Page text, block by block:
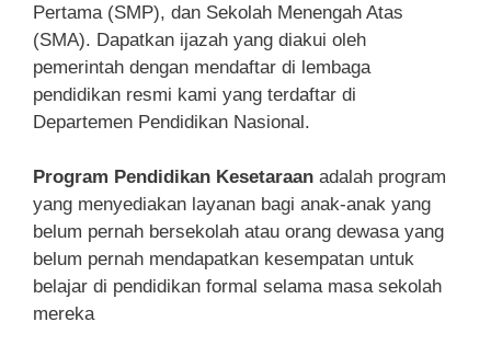
Pertama (SMP), dan Sekolah Menengah Atas
(SMA). Dapatkan ijazah yang diakui oleh
pemerintah dengan mendaftar di lembaga
pendidikan resmi kami yang terdaftar di
Departemen Pendidikan Nasional.
Program Pendidikan Kesetaraan adalah program
yang menyediakan layanan bagi anak-anak yang
belum pernah bersekolah atau orang dewasa yang
belum pernah mendapatkan kesempatan untuk
belajar di pendidikan formal selama masa sekolah
mereka